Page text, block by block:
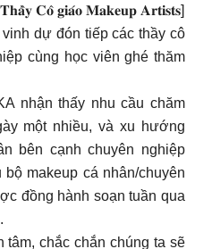
một nhiều, và xu hướng
bên cạnh chuyên nghiệp
makeup cá nhân/chuyên
đồng hành soạn tuần qua
tâm, chắc chắn chúng ta sẽ
giá trị đẹp đẽ hơn trên sự
nhiều người nữa nhé.
Fanpage bất cứ khi nào cần
các Makeup Artist chọn
nhen!